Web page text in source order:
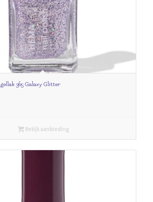
365 Galaxy Glitter
Bekijk aanbieding